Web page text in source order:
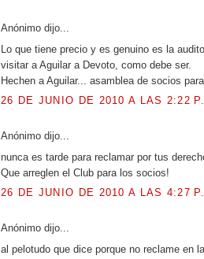
Anónimo dijo...
Lo que tiene precio y es genuino es la
visitar a Aguilar a Devoto, como debe ser.
Hechen a Aguilar... asamblea de socios
26 DE JUNIO DE 2010 A LAS 2:22
Anónimo dijo...
nunca es tarde para reclamar por tus
Que arreglen el Club para los socios!
26 DE JUNIO DE 2010 A LAS 4:27
Anónimo dijo...
al pelotudo que dice porque no reclame en